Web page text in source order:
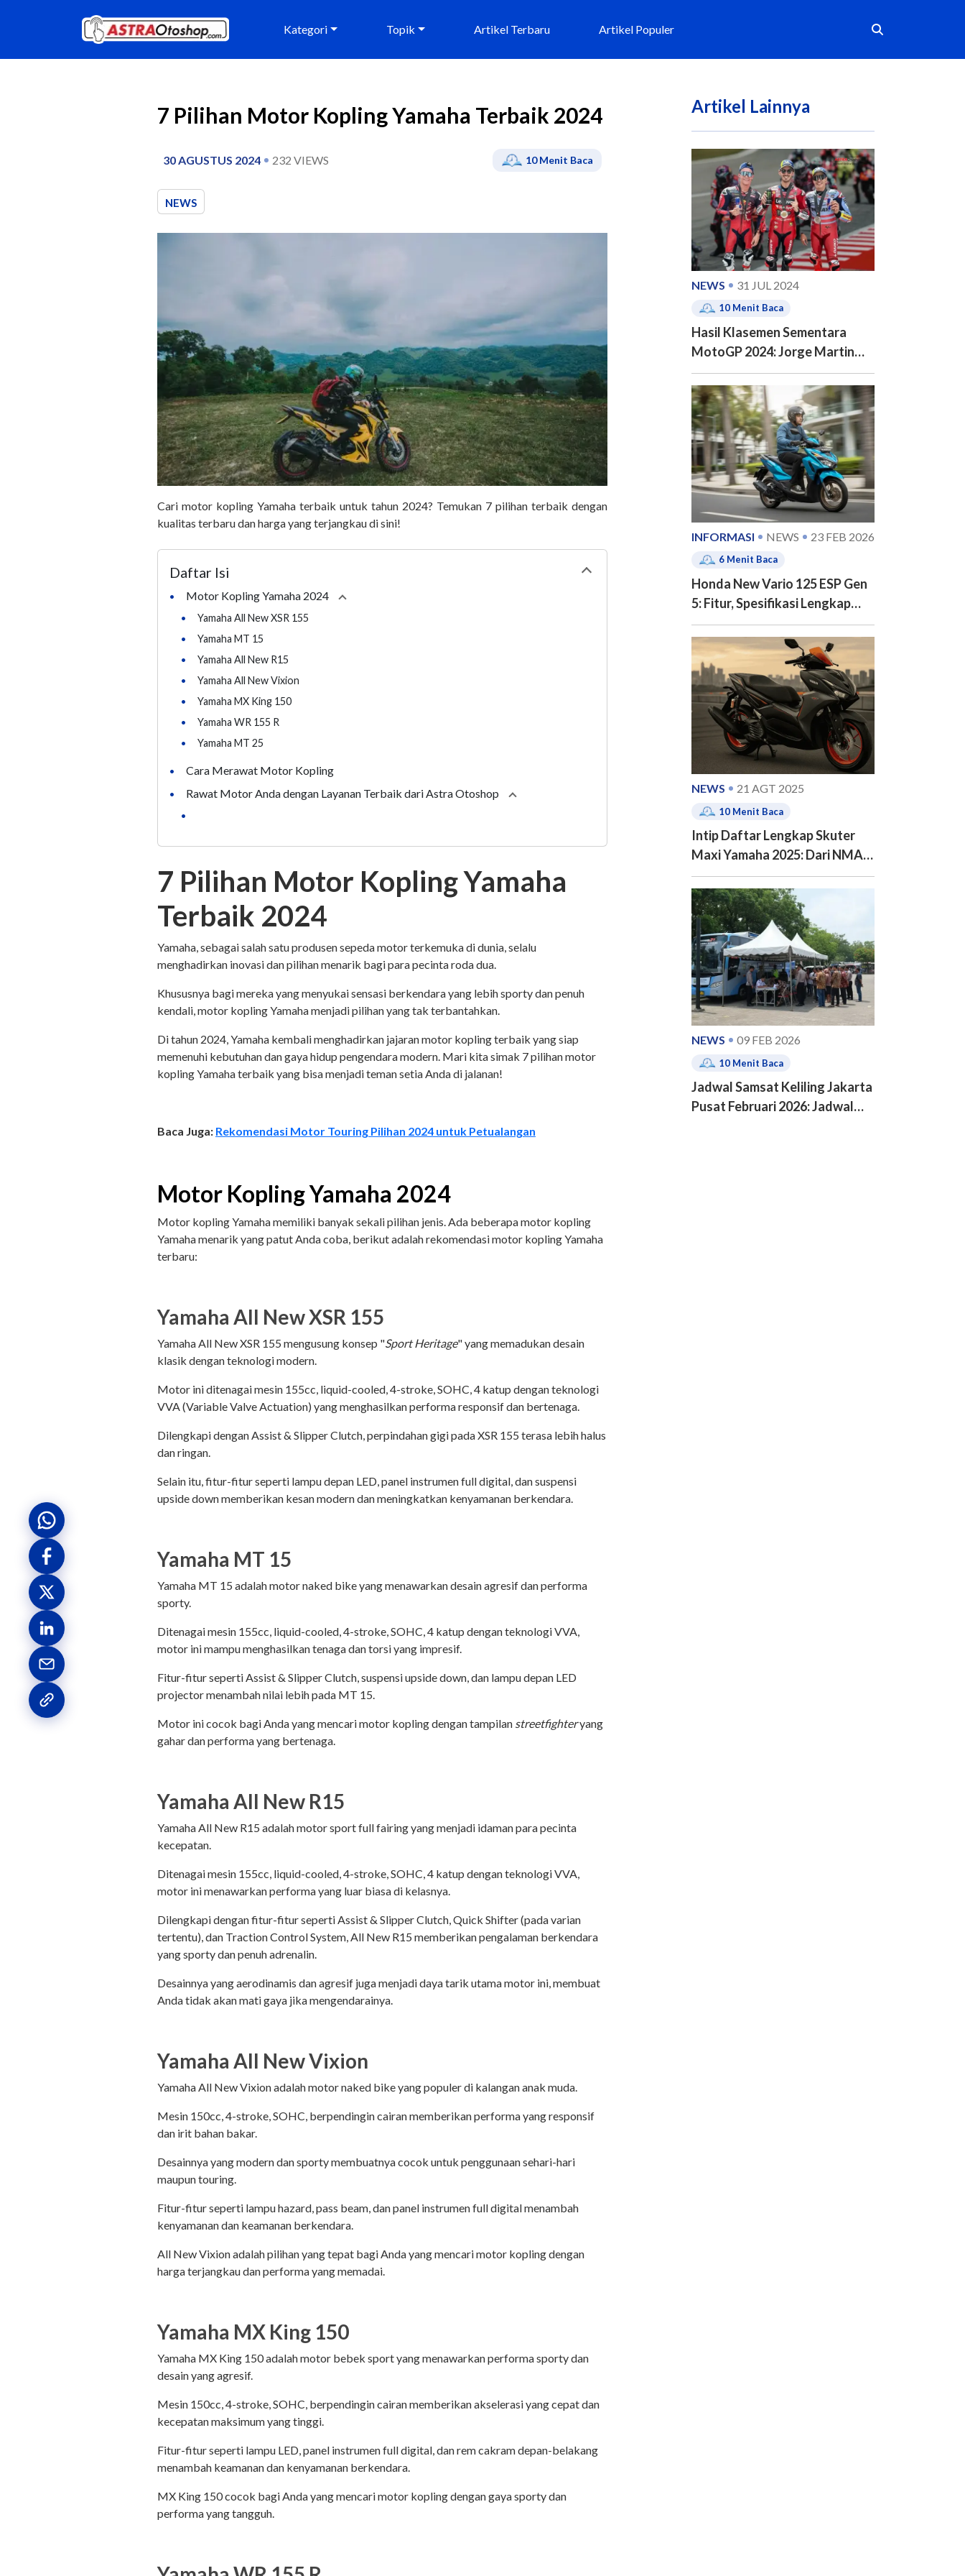
Kategori Topik Artikel Terbaru Artikel Populer
7 Pilihan Motor Kopling Yamaha Terbaik 2024
30 AGUSTUS 2024 232 VIEWS 10Menit Baca
NEWS
Cari motor kopling Yamaha terbaik untuk tahun 2024? Temukan 7 pilihan terbaik dengan
kualitas terbaru dan harga yang terjangkau di sini!
Daftar Isi
table of contents
•
Motor Kopling Yamaha 2024 Collapse
•
Yamaha All New XSR 155
•
Yamaha MT 15
•
Yamaha All New R15
•
Yamaha All New Vixion
•
Yamaha MX King 150
•
Yamaha WR 155 R
•
Yamaha MT 25
• Cara Merawat Motor Kopling
• Rawat Motor Anda dengan Layanan Terbaik dari Astra Otoshop Collapse
•
7 Pilihan Motor Kopling Yamaha
Terbaik 2024
Yamaha, sebagai salah satu produsen sepeda motor terkemuka di dunia, selalu
menghadirkan inovasi dan pilihan menarik bagi para pecinta roda dua.
Khususnya bagi mereka yang menyukai sensasi berkendara yang lebih sporty dan penuh
kendali, motor kopling Yamaha menjadi pilihan yang tak terbantahkan.
Di tahun 2024, Yamaha kembali menghadirkan jajaran motor kopling terbaik yang siap
memenuhi kebutuhan dan gaya hidup pengendara modern. Mari kita simak 7 pilihan motor
kopling Yamaha terbaik yang bisa menjadi teman setia Anda di jalanan!
Baca Juga: Rekomendasi Motor Touring Pilihan 2024 untuk Petualangan
Motor Kopling Yamaha 2024
Motor kopling Yamaha memiliki banyak sekali pilihan jenis. Ada beberapa motor kopling
Yamaha menarik yang patut Anda coba, berikut adalah rekomendasi motor kopling Yamaha
terbaru:
Yamaha All New XSR 155
Yamaha All New XSR 155 mengusung konsep "Sport Heritage" yang memadukan desain
klasik dengan teknologi modern.
Motor ini ditenagai mesin 155cc, liquid-cooled, 4-stroke, SOHC, 4 katup dengan teknologi
VVA (Variable Valve Actuation) yang menghasilkan performa responsif dan bertenaga.
Dilengkapi dengan Assist & Slipper Clutch, perpindahan gigi pada XSR 155 terasa lebih halus
dan ringan.
Selain itu, fitur-fitur seperti lampu depan LED, panel instrumen full digital, dan suspensi
upside down memberikan kesan modern dan meningkatkan kenyamanan berkendara.
Yamaha MT 15
Yamaha MT 15 adalah motor naked bike yang menawarkan desain agresif dan performa
sporty.
Ditenagai mesin 155cc, liquid-cooled, 4-stroke, SOHC, 4 katup dengan teknologi VVA,
motor ini mampu menghasilkan tenaga dan torsi yang impresif.
Fitur-fitur seperti Assist & Slipper Clutch, suspensi upside down, dan lampu depan LED
projector menambah nilai lebih pada MT 15.
Motor ini cocok bagi Anda yang mencari motor kopling dengan tampilan streetfighteryang
gahar dan performa yang bertenaga.
Yamaha All New R15
Yamaha All New R15 adalah motor sport full fairing yang menjadi idaman para pecinta
kecepatan.
Ditenagai mesin 155cc, liquid-cooled, 4-stroke, SOHC, 4 katup dengan teknologi VVA,
motor ini menawarkan performa yang luar biasa di kelasnya.
Dilengkapi dengan fitur-fitur seperti Assist & Slipper Clutch, Quick Shifter (pada varian
tertentu), dan Traction Control System, All New R15 memberikan pengalaman berkendara
yang sporty dan penuh adrenalin.
Desainnya yang aerodinamis dan agresif juga menjadi daya tarik utama motor ini, membuat
Anda tidak akan mati gaya jika mengendarainya.
Yamaha All New Vixion
Yamaha All New Vixion adalah motor naked bike yang populer di kalangan anak muda.
Mesin 150cc, 4-stroke, SOHC, berpendingin cairan memberikan performa yang responsif
dan irit bahan bakar.
Desainnya yang modern dan sporty membuatnya cocok untuk penggunaan sehari-hari
maupun touring.
Fitur-fitur seperti lampu hazard, pass beam, dan panel instrumen full digital menambah
kenyamanan dan keamanan berkendara.
All New Vixion adalah pilihan yang tepat bagi Anda yang mencari motor kopling dengan
harga terjangkau dan performa yang memadai.
Yamaha MX King 150
Yamaha MX King 150 adalah motor bebek sport yang menawarkan performa sporty dan
desain yang agresif.
Mesin 150cc, 4-stroke, SOHC, berpendingin cairan memberikan akselerasi yang cepat dan
kecepatan maksimum yang tinggi.
Fitur-fitur seperti lampu LED, panel instrumen full digital, dan rem cakram depan-belakang
menambah keamanan dan kenyamanan berkendara.
MX King 150 cocok bagi Anda yang mencari motor kopling dengan gaya sporty dan
performa yang tangguh.
Artikel Lainnya
NEWS 31 JUL 2024
10 Menit Baca
Hasil Klasemen Sementara
MotoGP 2024: Jorge Martin
Disusul?
INFORMASI NEWS 23 FEB 2026
6 Menit Baca
Honda New Vario 125 ESP Gen
5: Fitur, Spesifikasi Lengkap
dan Harga Honda Vario 125
Terbaru 2026
NEWS 21 AGT 2025
10 Menit Baca
Intip Daftar Lengkap Skuter
Maxi Yamaha 2025: Dari NMAX
Turbo Hingga XMAX
NEWS 09 FEB 2026
10 Menit Baca
Jadwal Samsat Keliling Jakarta
Pusat Februari 2026: Jadwal